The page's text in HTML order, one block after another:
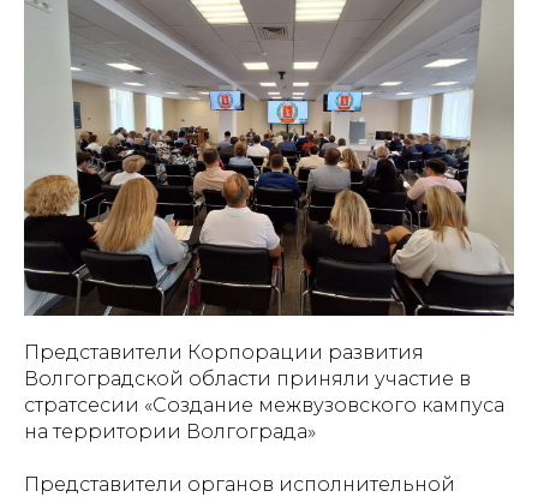
Представители Корпорации развития
Волгоградской области приняли участие в
стратсесии «Создание межвузовского кампуса
на территории Волгограда»
Представители органов исполнительной